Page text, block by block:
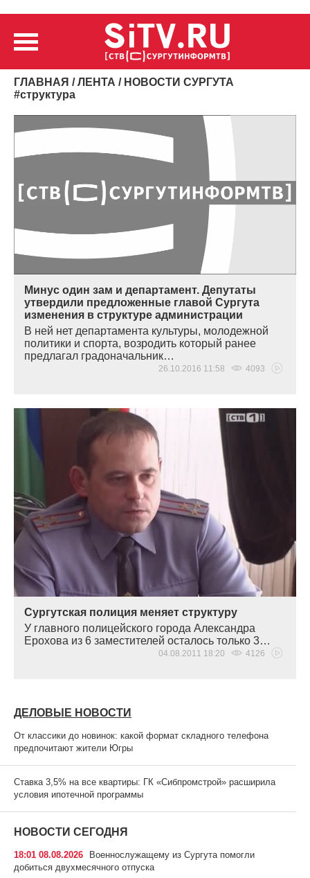
ГЛАВНАЯ /ЛЕНТА / НОВОСТИ СУРГУТА
#структура
Минус один зам и департамент. Депутаты
утвердили предложенные главой Сургута
изменения в структуре администрации
В ней нет департамента культуры, молодежной
политики и спорта, возродить который ранее
предлагал градоначальник…
26.10.2016 11:58 4093
Сургутская полиция меняет структуру
У главного полицейского города Александра
Ерохова из 6 заместителей осталось только 3…
04.08.2011 18:20 4126
ДЕЛОВЫЕ НОВОСТИ
От классики до новинок: какой формат складного телефона
предпочитают жители Югры
Ставка 3,5% на все квартиры: ГК «Сибпромстрой» расширила
условия ипотечной программы
НОВОСТИ СЕГОДНЯ
18:01 08.08.2026
Военнослужащему из Сургута помогли
добиться двухмесячного отпуска